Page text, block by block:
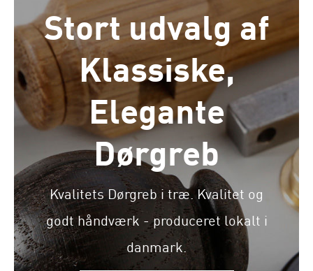
Stort udvalg af
Klassiske,
Elegante
Dørgreb
Kvalitets Dørgreb i træ. Kvalitet og
godt håndværk - produceret lokalt i
danmark.